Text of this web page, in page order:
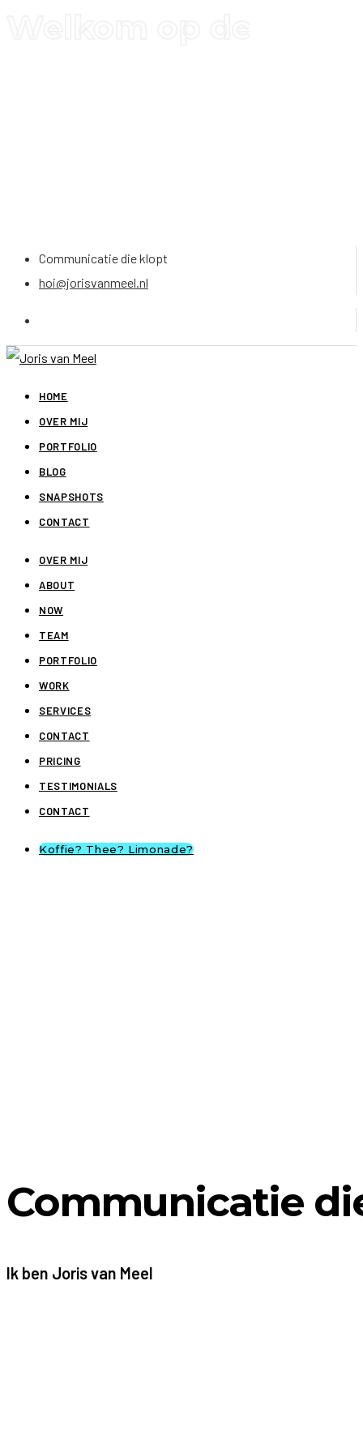
Communicatie die klopt
hoi@jorisvanmeel.nl
HOME
OVER MIJ
PORTFOLIO
BLOG
SNAPSHOTS
CONTACT
OVER MIJ
ABOUT
NOW
TEAM
PORTFOLIO
WORK
SERVICES
CONTACT
PRICING
TESTIMONIALS
CONTACT
Koffie? Thee? Limonade?
Communicatie
Ik ben Joris van Meel